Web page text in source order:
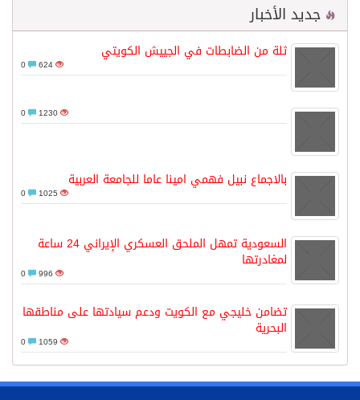
جديد الأخبار
ثلة من الضابطات في الجييش الكويتي
624
1230
بالاجماع نبيل فهمي امينا عاما للجامعة العربية
1025
السعودية تمهل الملحق العسكري الإيراني 24 ساعة
لمغادرتها
996
تضامن خليجي مع الكويت ودعم سيادتها على مناطقها
البحرية
1059